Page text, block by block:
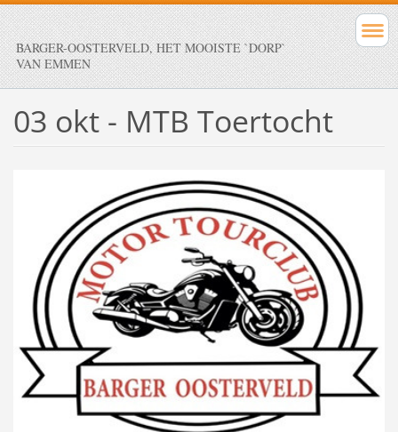
BARGER-OOSTERVELD, HET MOOISTE `DORP`
VAN EMMEN
03 okt - MTB Toertocht